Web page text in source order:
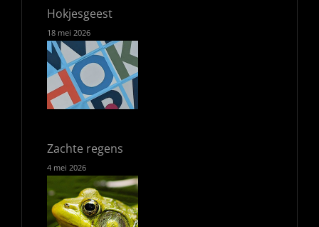
Hokjesgeest
18 mei 2026
Zachte regens
4 mei 2026